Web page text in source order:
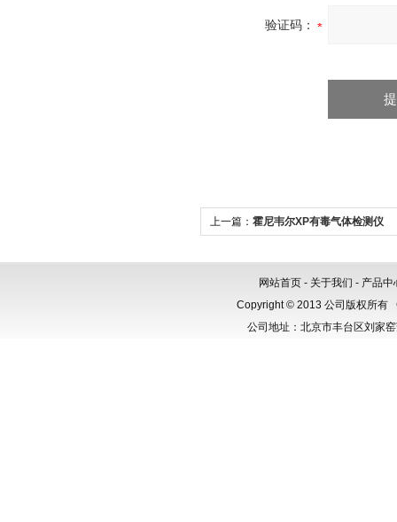
验证码：
上一篇： 霍尼韦尔XP有毒气体检测仪
网站首页 - 关于我们 - 产品中
Copyright © 2013 公司版权所有
公司地址：北京市丰台区刘家